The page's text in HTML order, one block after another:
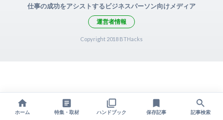
仕事の成功をアシストするビジネスパーソン向けメディア
運営者情報
Copyright 2018 BTHacks
ホーム 特集・取材 ハンドブック 保存記事 記事検索